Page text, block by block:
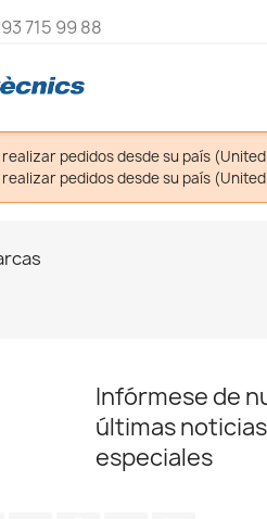
93 715 99 88
realizar pedidos desde su país
realizar pedidos desde su país
Infórmese de
últimas
especiales